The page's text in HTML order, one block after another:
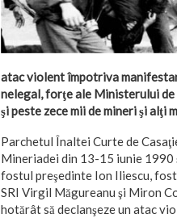
atac violent împotriva
nelegal, forţe ale Ministerului
şi peste zece mii de mineri şi alţi
Parchetul Înaltei Curte de
Mineriadei din 13-15 iunie 1990
fostul preşedinte Ion Iliescu,
SRI Virgil Măgureanu şi Miron
hotărât să declanşeze un atac